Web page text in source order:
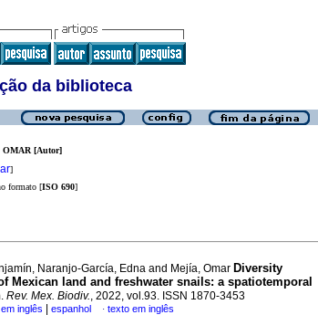
da biblioteca
[Autor]
]
formato [ISO 690]
Naranjo-García, Edna and Mejía, Omar Diversity
Mexican land and freshwater snails: a spatiotemporal
. Rev. Mex. Biodiv., 2022, vol.93. ISSN 1870-3453
inglês espanhol · texto em inglês